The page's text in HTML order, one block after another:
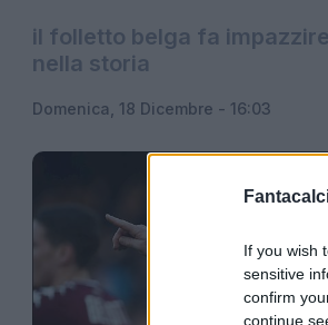
If you wish
sensitive
confirm
continue
il folletto belga fa
nella storia
Domenica, 18 Dicembre - 16:03